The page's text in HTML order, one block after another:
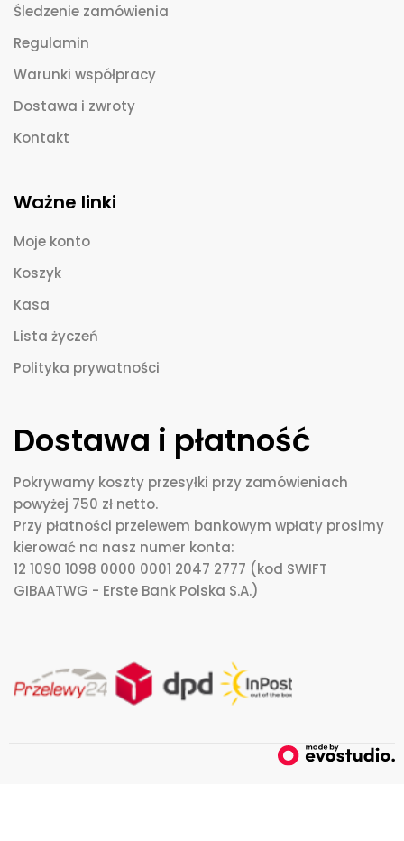
Śledzenie zamówienia
Regulamin
Warunki współpracy
Dostawa i zwroty
Kontakt
Ważne linki
Moje konto
Koszyk
Kasa
Lista życzeń
Polityka prywatności
Dostawa i płatność
Pokrywamy koszty przesyłki przy zamówieniach
powyżej 750 zł netto.
Przy płatności przelewem bankowym wpłaty prosimy
kierować na nasz numer konta:
12 1090 1098 0000 0001 2047 2777 (kod SWIFT
GIBAATWG - Erste Bank Polska S.A.)